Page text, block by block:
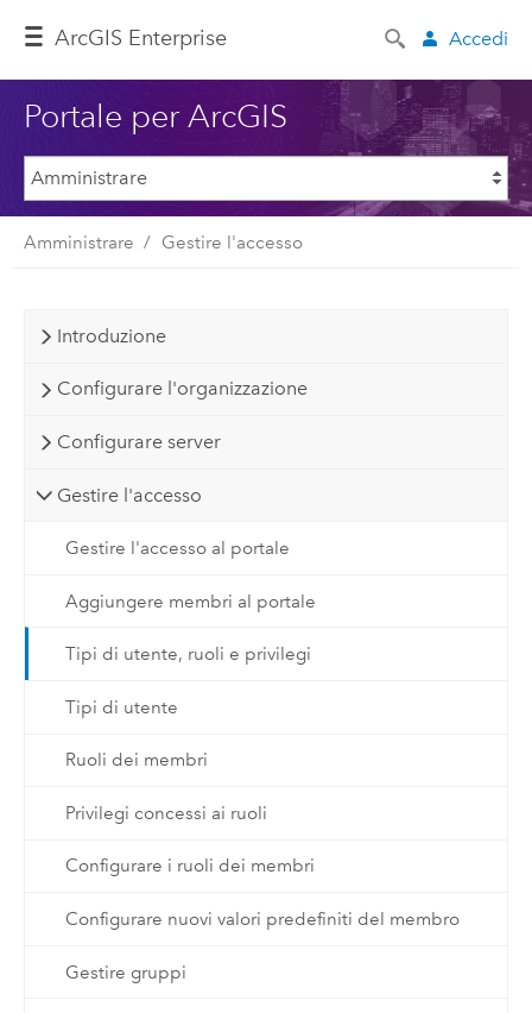
ArcGIS Enterprise Accedi
Portale per ArcGIS
Amministrare Gestire l'accesso
Introduzione
Configurare l'organizzazione
Configurare server
Gestire l'accesso
Gestire l'accesso al portale
Aggiungere membri al portale
Tipi di utente, ruoli e privilegi
Tipi di utente
Ruoli dei membri
Privilegi concessi ai ruoli
Configurare i ruoli dei membri
Configurare nuovi valori predefiniti del membro
Gestire gruppi